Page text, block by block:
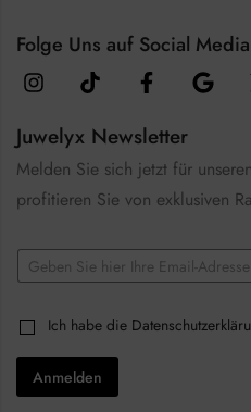
Folge Uns auf Social Media
Juwelyx Newsletter
Melden Sie sich jetzt für
profitieren Sie von exklusiven
e
k
b
o
e
E
m
lC
h
e
k
Ich habe die
Anmelden